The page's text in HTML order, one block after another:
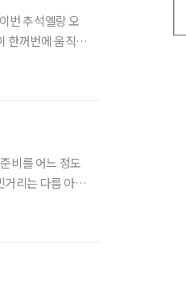
번 추석엘랑 오
한꺼번에 움직이
비를 어느 정도
거리는 다름 아닌